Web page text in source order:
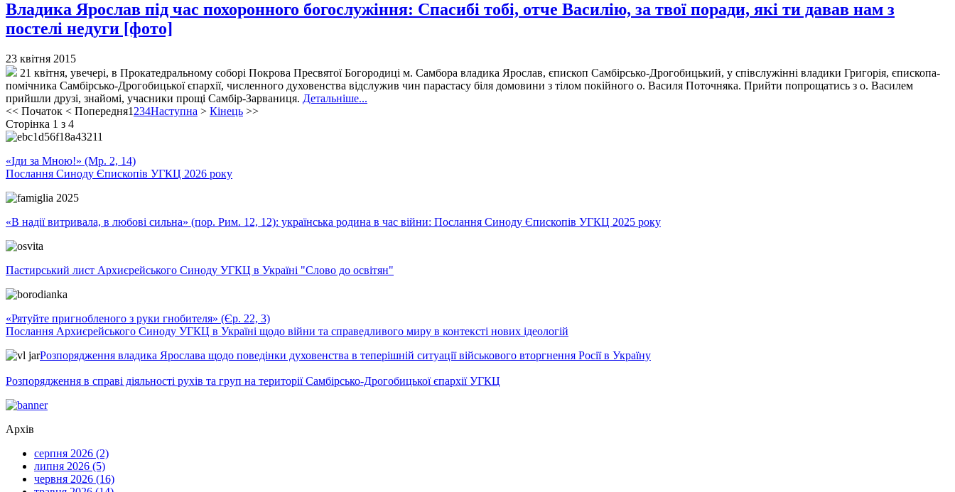
Владика Ярослав під час похоронного богослужіння: Спасибі тобі, отче Василію, за твої поради, які ти давав нам з
постелі недуги [фото]
23 квітня 2015
21 квітня, увечері, в Прокатедральному соборі Покрова Пресвятої Богородиці м. Самбора владика Ярослав, єпископ Самбірсько-Дрогобицький, у співслужінні владики Григорія, єпископа-
помічника Самбірсько-Дрогобицької єпархії, численного духовенства відслужив чин парастасу біля домовини з тілом покійного о. Василя Поточняка. Прийти попрощатись з о. Василем
прийшли друзі, знайомі, учасники прощі Самбір-Зарваниця. Детальніше...
<< Початок < Попередня1 234Наступна > Кінець >>
Сторінка 1 з 4
«Іди за Мною!» (Мр. 2, 14)
Послання Синоду Єпископів УГКЦ 2026 року
«В надії витривала, в любові сильна» (пор. Рим. 12, 12): українська родина в час війни: Послання Синоду Єпископів УГКЦ 2025 року
Пастирський лист Архиєрейського Синоду УГКЦ в Україні "Слово до освітян"
«Рятуйте пригнобленого з руки гнобителя» (Єр. 22, 3)
Послання Архиєрейського Синоду УГКЦ в Україні щодо війни та справедливого миру в контексті нових ідеологій
Розпорядження владика Ярослава щодо поведінки духовенства в теперішній ситуації військового вторгнення Росії в Україну
Розпорядження в справі діяльності рухів та груп на території Самбірсько-Дрогобицької єпархії УГКЦ
Архів
серпня 2026 (2)
липня 2026 (5)
червня 2026 (16)